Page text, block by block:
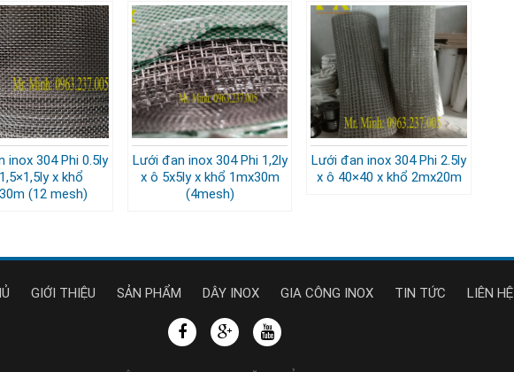
inox 304 Phi 0.5ly
x khổ
(12 mesh)
Lưới đan inox 304 Phi 1,2ly
x ô 5x5ly x khổ 1mx30m
(4mesh)
Lưới đan inox 304 Phi 2.5ly
x ô 40×40 x khổ 2mx20m
GIỚI THIỆU SẢN PHẨM DÂY INOX GIA CÔNG INOX TIN TỨC LIÊN HỆ